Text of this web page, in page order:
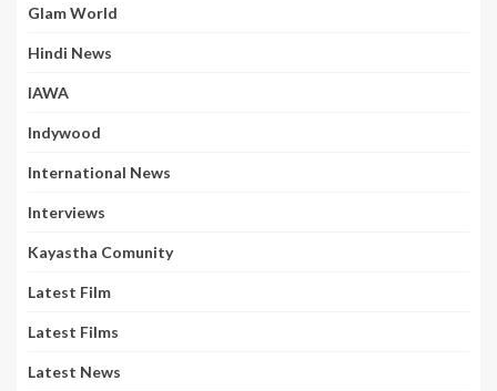
Glam World
Hindi News
IAWA
Indywood
International News
Interviews
Kayastha Comunity
Latest Film
Latest Films
Latest News